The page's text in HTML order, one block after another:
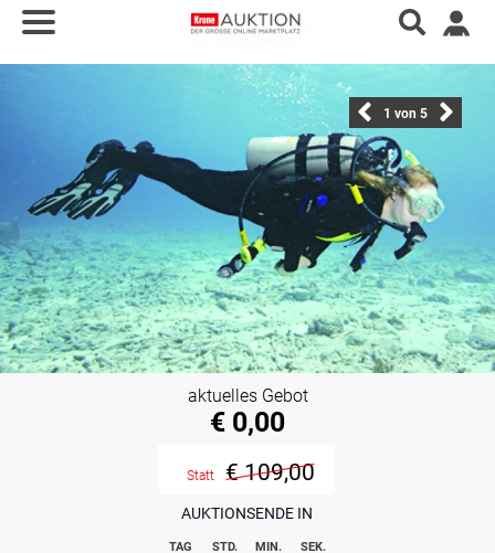
1 von 5
AUKTIONSENDE IN
TAG STD. MIN. SEK.
aktuelles Gebot
€ 0,00
Statt € 109,00